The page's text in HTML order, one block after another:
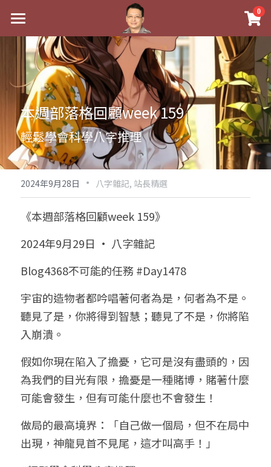
0
最新消息
關於我
實體經營
祖傳命理
手工印鑑
課程介紹
五行八字學
後天派陽宅
Blog
黃金會員專區
八字雜記
心靈成長
人氣最高
站長精選
臉書生活
試閱專區
Podcast聽書
團隊訓練營
八字視頻
陽宅視頻
線上直播
線上學苑
八字初階班1
八字初階班2
八字進階班
八字中階班
五人實戰班
五行計算初階班
五行計算高階班
團隊訓練營
命理商城
八字完整班
《十神高階實戰錄》完整典藏版
科學八字推理PDF
小兒命名
我的著作
科學八字推理1
科學八字推理2
科學八字輕鬆學
輕鬆學會科學八字推理
與我預約
批命預約
常見問題
登錄
註冊
搜索
繁體中文
support@p8zicourse.com
本週部落格回顧week 159
輕鬆學會科學八字推理
2024年9月28日 · 八字雜記, 站長精選
《本週部落格回顧week 159》
2024年9月29日 · 八字雜記
Blog4368不可能的任務 #Day1478
宇宙的造物者都吟唱著何者為是，何者為不是。
聽見了是，你將得到智慧；聽見了不是，你將陷
入崩潰。
假如你現在陷入了擔憂，它可是沒有盡頭的，因
為我們的目光有限，擔憂是一種賭博，賭著什麼
可能會發生，但有可能什麼也不會發生！
做局的最高境界：「自己做一個局，但不在局中
出現，神龍見首不見尾，這才叫高手！」
×
商品分類
八字線上完整班
科學八字推理PDF
《十神高階實戰錄》完整典藏版
1美元超值PDF